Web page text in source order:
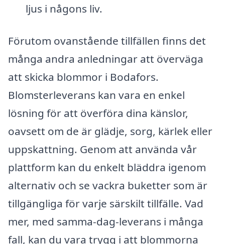
ljus i någons liv.
Förutom ovanstående tillfällen finns det
många andra anledningar att överväga
att skicka blommor i Bodafors.
Blomsterleverans kan vara en enkel
lösning för att överföra dina känslor,
oavsett om de är glädje, sorg, kärlek eller
uppskattning. Genom att använda vår
plattform kan du enkelt bläddra igenom
alternativ och se vackra buketter som är
tillgängliga för varje särskilt tillfälle. Vad
mer, med samma-dag-leverans i många
fall, kan du vara trygg i att blommorna